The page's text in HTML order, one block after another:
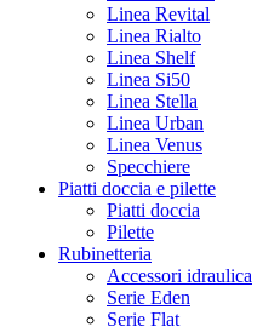
Linea Revital
Linea Rialto
Linea Shelf
Linea Si50
Linea Stella
Linea Urban
Linea Venus
Specchiere
Piatti doccia e pilette
Piatti doccia
Pilette
Rubinetteria
Accessori idraulica
Serie Eden
Serie Flat